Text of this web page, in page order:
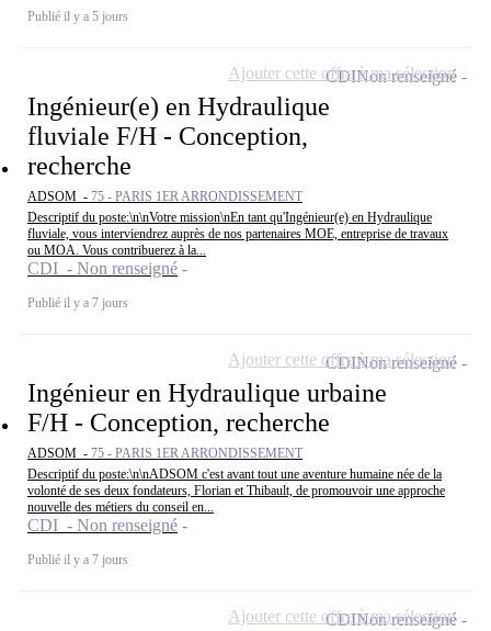
Publié il y a 5 jours
Ingénieur(e) en Hydraulique
fluviale F/H - Conception,
recherche
ADSOM - 75 - PARIS 1ER ARRONDISSEMENT
Descriptif du poste:\n\nVotre mission\nEn tant qu'Ingénieur(e) en Hydraulique
fluviale, vous interviendrez auprès de nos partenaires MOE, entreprise de travaux
ou MOA. Vous contribuerez à la...
CDI - Non renseigné
Publié il y a 7 jours
CDINon renseigné
Ajouter cette offre à ma sélection
Ingénieur en Hydraulique urbaine
F/H - Conception, recherche
ADSOM - 75 - PARIS 1ER ARRONDISSEMENT
Descriptif du poste:\n\nADSOM c'est avant tout une aventure humaine née de la
volonté de ses deux fondateurs, Florian et Thibault, de promouvoir une approche
nouvelle des métiers du conseil en...
CDI - Non renseigné
Publié il y a 7 jours
CDINon renseigné
Ajouter cette offre à ma sélection
CDINon renseigné
Ajouter cette offre à ma sélection